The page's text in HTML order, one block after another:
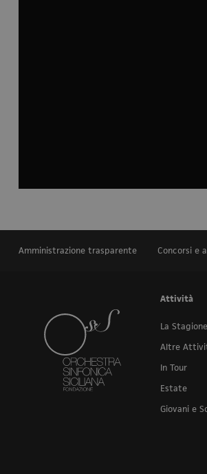
Amministrazione trasparente Concorsi e
Attività
La Stagione
Altre
In Tour
Estate
Giovani e